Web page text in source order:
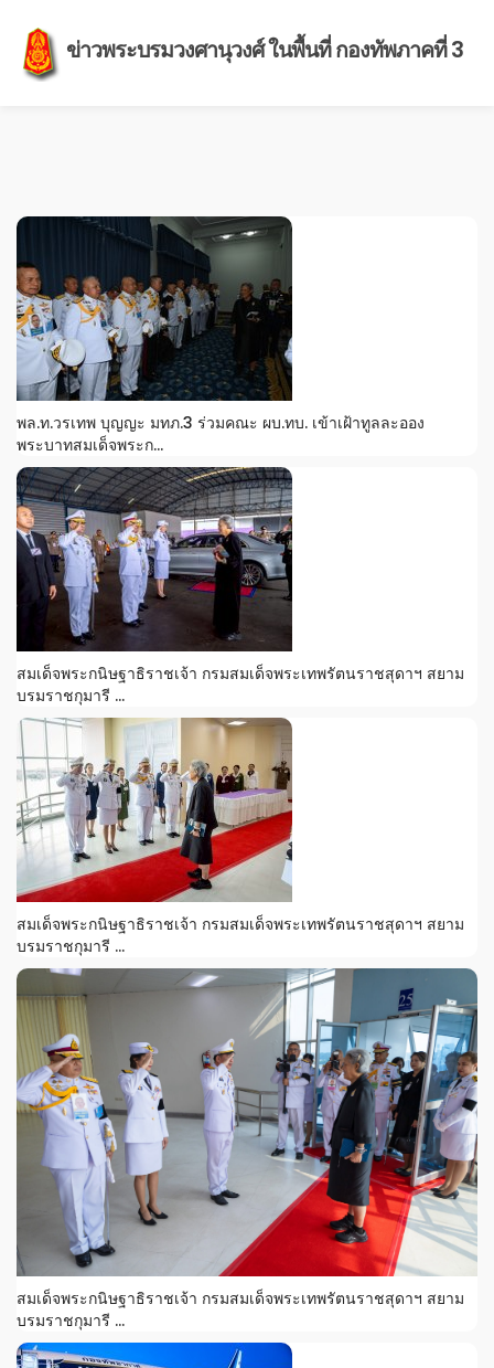
ข่าวพระบรมวงศานุวงศ์ ในพื้นที่ กองทัพภาคที่ 3
พล.ท.วรเทพ บุญญะ มทภ.3 ร่วมคณะ ผบ.ทบ. เข้าเฝ้าทูลละออง
พระบาทสมเด็จพระก...
สมเด็จพระกนิษฐาธิราชเจ้า กรมสมเด็จพระเทพรัตนราชสุดาฯ สยาม
บรมราชกุมารี ...
สมเด็จพระกนิษฐาธิราชเจ้า กรมสมเด็จพระเทพรัตนราชสุดาฯ สยาม
บรมราชกุมารี ...
สมเด็จพระกนิษฐาธิราชเจ้า กรมสมเด็จพระเทพรัตนราชสุดาฯ สยาม
บรมราชกุมารี ...